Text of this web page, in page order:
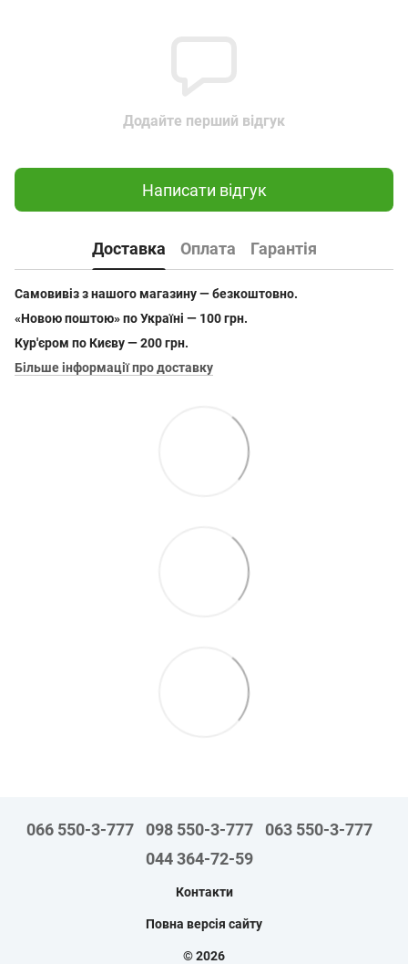
Додайте перший відгук
Написати відгук
Доставка Оплата Гарантія
Самовивіз з нашого магазину — безкоштовно.
«Новою поштою» по Україні — 100 грн.
Кур'єром по Києву — 200 грн.
Більше інформації про доставку
066 550-3-777 098 550-3-777
063 550-3-777
044 364-72-59
Контакти
Повна версія сайту
© 2026